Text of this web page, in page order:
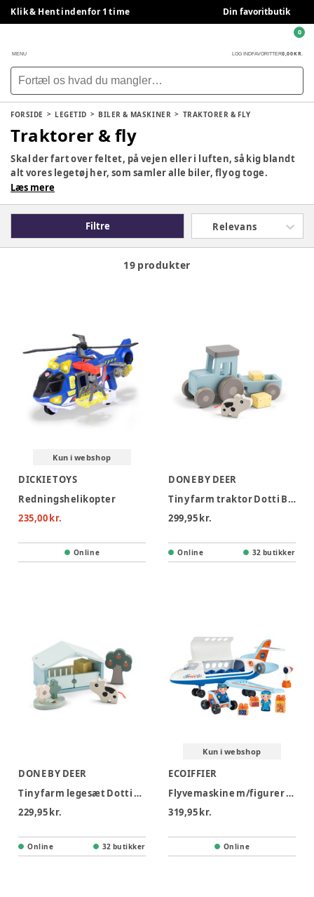
Klik & Hent indenfor 1 time Din favoritbutik
MENU LOG INDFAVORITTER0,00 KR.
0
FORSIDE LEGETID BILER & MASKINER TRAKTORER & FLY
Traktorer & fly
Skal der fart over feltet, på vejen eller i luften, så kig blandt
alt vores legetøj her, som samler alle biler, fly og toge.
Læs mere
Filtre Relevans
19 produkter
Kun i webshop
DICKIE TOYS
Redningshelikopter
235,00 kr.
Online
DONE BY DEER
Tiny farm traktor Dotti Blå
299,95 kr.
Online 32 butikker
DONE BY DEER
Tiny farm legesæt Dotti Farvemix
229,95 kr.
Online 32 butikker
Kun i webshop
ECOIFFIER
Flyvemaskine m/figurer og tilbehør
319,95 kr.
Online